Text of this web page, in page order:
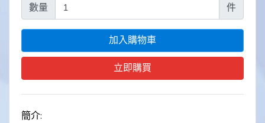
數量 件
加入購物車
立即購買
簡介: